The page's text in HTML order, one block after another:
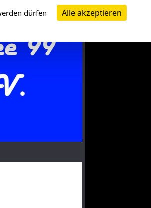
dürfen
Alle akzeptieren